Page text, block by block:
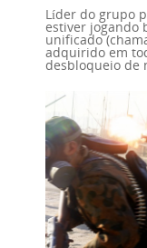
Líder do grupo
estiver jogando
unificado
adquirido em
desbloqueio de